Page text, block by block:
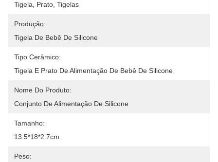
Tigela, Prato, Tigelas
Produção:
Tigela De Bebê De Silicone
Tipo Cerâmico:
Tigela E Prato De Alimentação De Bebê De Silicone
Nome Do Produto:
Conjunto De Alimentação De Silicone
Tamanho:
13.5*18*2.7cm
Peso: